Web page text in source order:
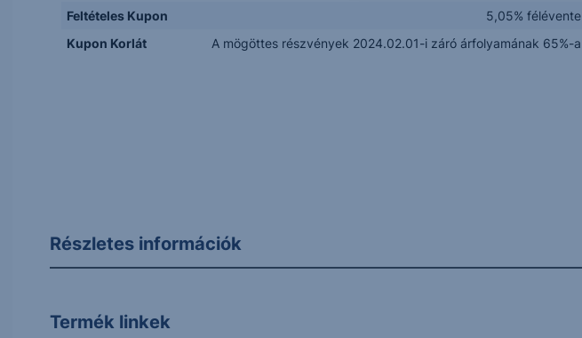
Feltételes Kupon
5,05% félévente
Kupon Korlát
A mögöttes részvények 2024.02.01-i záró árfolyamának 65%-a
Részletes információk
Termék linkek